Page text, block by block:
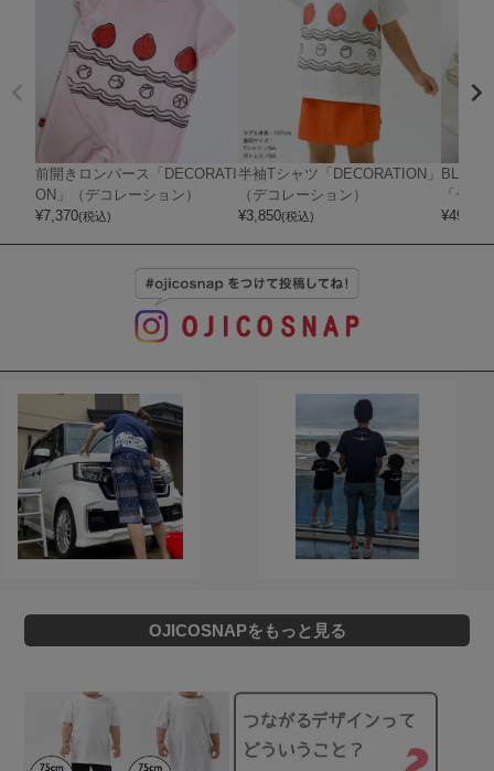
前開きロンパース「DECORATI
ON」（デコレーション）
¥7,370(税込)
半袖Tシャツ「DECORATION」
（デコレーション）
¥3,850(税込)
BLACK
「デコ
¥495
OJICOSNAPをもっと見る